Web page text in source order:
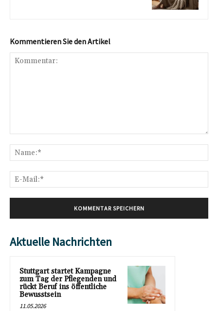
Kommentieren Sie den Artikel
Aktuelle Nachrichten
Stuttgart startet Kampagne
zum Tag der Pflegenden und
rückt Beruf ins öffentliche
Bewusstsein
11.05.2026